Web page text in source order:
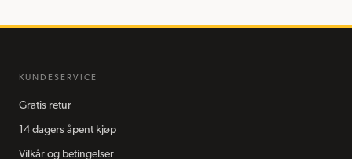
KUNDESERVICE
Gratis retur
14 dagers åpent kjøp
Vilkår og betingelser